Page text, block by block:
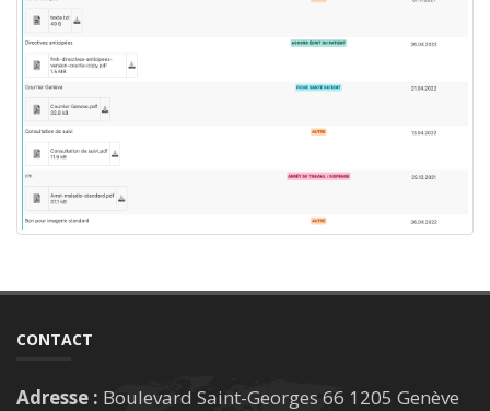
CONTACT
Adresse : Boulevard Saint-Georges 66 1205 Genève